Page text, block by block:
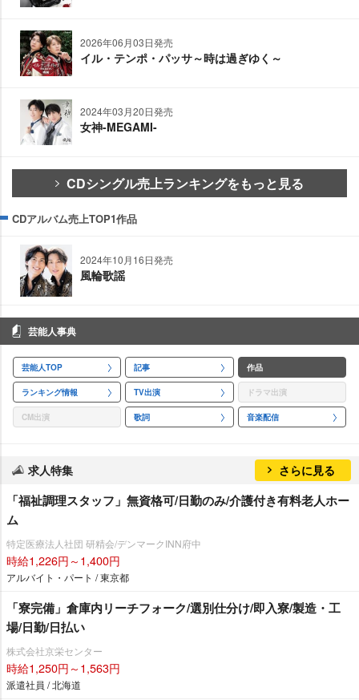
2026年06月03日発売
イル・テンポ・パッサ～時は過ぎゆく～
2024年03月20日発売
女神-MEGAMI-
CDシングル売上ランキングをもっと見る
CDアルバム売上TOP1作品
2024年10月16日発売
風輪歌謡
芸能人事典
芸能人TOP 記事 作品
ランキング情報 TV出演 ドラマ出演
CM出演 歌詞 音楽配信
求人特集 さらに見る
「福祉調理スタッフ」無資格可/日勤のみ/介護付き有料老人ホー
ム
特定医療法人社団 研精会/デンマークINN府中
時給1,226円～1,400円
アルバイト・パート / 東京都
「寮完備」倉庫内リーチフォーク/選別仕分け/即入寮/製造・工
場/日勤/日払い
株式会社京栄センター
時給1,250円～1,563円
派遣社員 / 北海道